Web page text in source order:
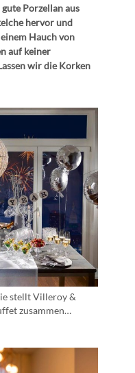
Porzellan aus
hervor und
Hauch von
auf keiner
wir die Korken
stellt Villeroy &
zusammen…